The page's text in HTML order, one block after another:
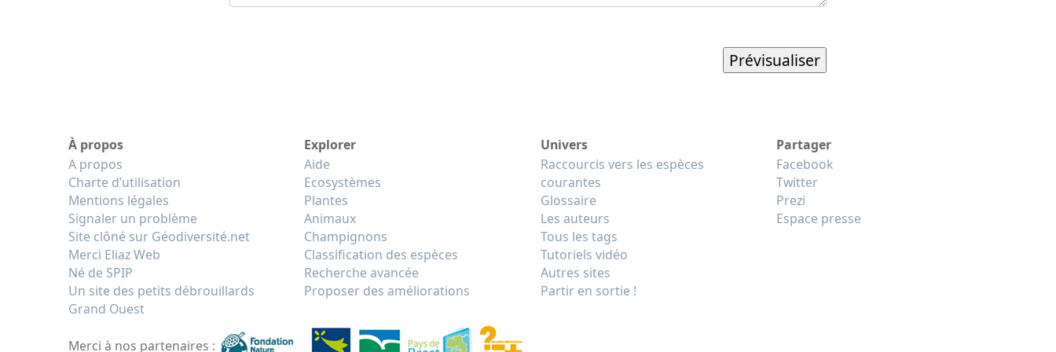
À propos
A propos
Charte d’utilisation
Mentions légales
Signaler un problème
Site clôné sur Géodiversité.net
Merci Eliaz Web
Né de SPIP
Un site des petits débrouillards
Grand Ouest
Explorer
Aide
Ecosystèmes
Plantes
Animaux
Champignons
Classification des espèces
Recherche avancée
Proposer des améliorations
Univers
Raccourcis vers les espèces
courantes
Glossaire
Les auteurs
Tous les tags
Tutoriels vidéo
Autres sites
Partir en sortie !
Partager
Facebook
Twitter
Prezi
Espace presse
Merci à nos partenaires :